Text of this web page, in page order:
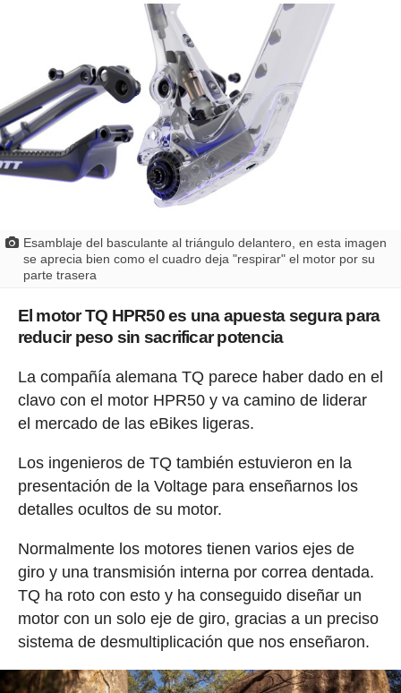
Esamblaje del basculante al triángulo delantero, en esta imagen
se aprecia bien como el cuadro deja "respirar" el motor por su
parte trasera
El motor TQ HPR50 es una apuesta segura para
reducir peso sin sacrificar potencia
La compañía alemana TQ parece haber dado en el
clavo con el motor HPR50 y va camino de liderar
el mercado de las eBikes ligeras.
Los ingenieros de TQ también estuvieron en la
presentación de la Voltage para enseñarnos los
detalles ocultos de su motor.
Normalmente los motores tienen varios ejes de
giro y una transmisión interna por correa dentada.
TQ ha roto con esto y ha conseguido diseñar un
motor con un solo eje de giro, gracias a un preciso
sistema de desmultiplicación que nos enseñaron.